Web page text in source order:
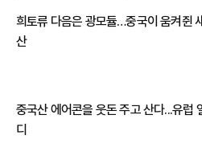
희토류 다음은 광모듈…중국이 움켜쥔
산
중국산 에어콘을 웃돈 주고 산다...유럽
디